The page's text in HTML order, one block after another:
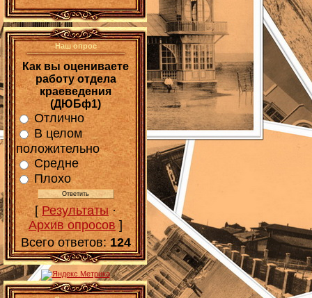
Наш опрос
Как вы оцениваете
работу отдела
краеведения
(ДЮБф1)
Отлично
В целом
положительно
Средне
Плохо
[Результаты·
Архив опросов]
Всего ответов: 124